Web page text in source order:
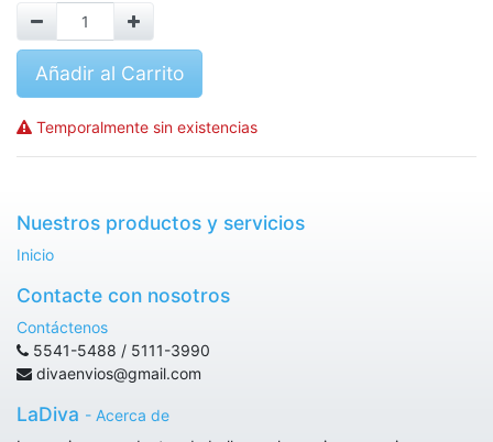
Añadir al Carrito
Temporalmente sin existencias
Nuestros productos y servicios
Inicio
Contacte con nosotros
Contáctenos
5541-5488 / 5111-3990
divaenvios@gmail.com
LaDiva - Acerca de